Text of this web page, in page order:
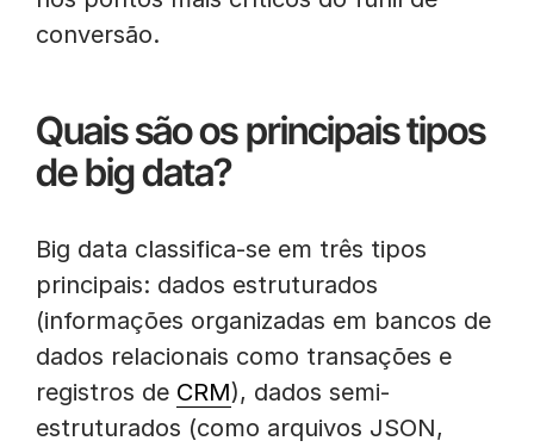
conversão.
Quais são os principais tipos
de big data?
Big data classifica-se em três tipos
principais: dados estruturados
(informações organizadas em bancos de
dados relacionais como transações e
registros de CRM), dados semi-
estruturados (como arquivos JSON,